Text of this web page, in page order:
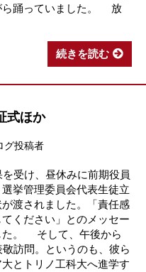
ら踊っていました。 放
続きを読む
式ほか
グ投稿者
受け、昼休みに前期役員
挙管理委員会代表生徒立
渡されました。「責任感
ください」とのメッセー
た。 そして、午後から
訪問。というのも、彼ら
とトリノ工科大へ進学す